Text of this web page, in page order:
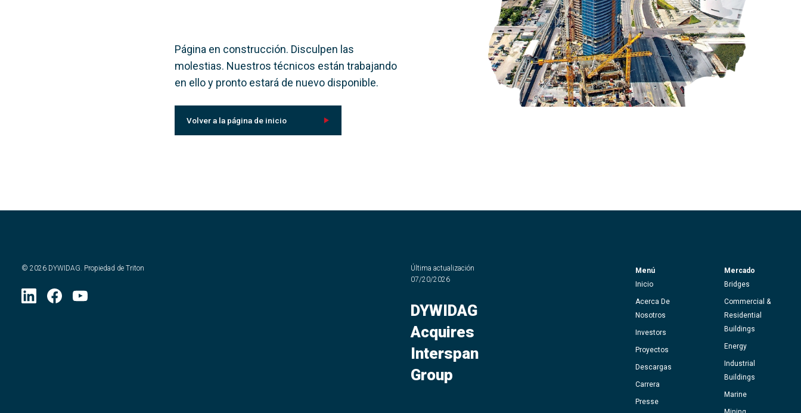
Página en construcción. Disculpen las
molestias. Nuestros técnicos están trabajando
en ello y pronto estará de nuevo disponible.
Volver a la página de inicio
© 2026 DYWIDAG. Propiedad de Triton
Última actualización
07/20/2026
DYWIDAG
Acquires
Interspan
Group
Menú
Inicio
Acerca De
Nosotros
Investors
Proyectos
Descargas
Carrera
Presse
Mercado
Bridges
Commercial &
Residential
Buildings
Energy
Industrial
Buildings
Marine